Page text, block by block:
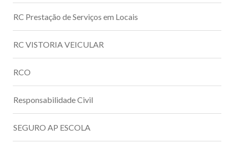
RC Prestação de Serviços em Locais
RC VISTORIA VEICULAR
RCO
Responsabilidade Civil
SEGURO AP ESCOLA